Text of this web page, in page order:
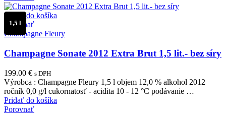
Pridať do košíka
Porovnať
Champagne Fleury
Champagne Sonate 2012 Extra Brut 1,5 lit.- bez síry
199.00 € s DPH
1,5 l
Výrobca : Champagne Fleury 1,5 l objem 12,0 % alkohol 2012
ročník 0,0 g/l cukornatosť - acidita 10 - 12 °C podávanie …
Pridať do košíka
Porovnať